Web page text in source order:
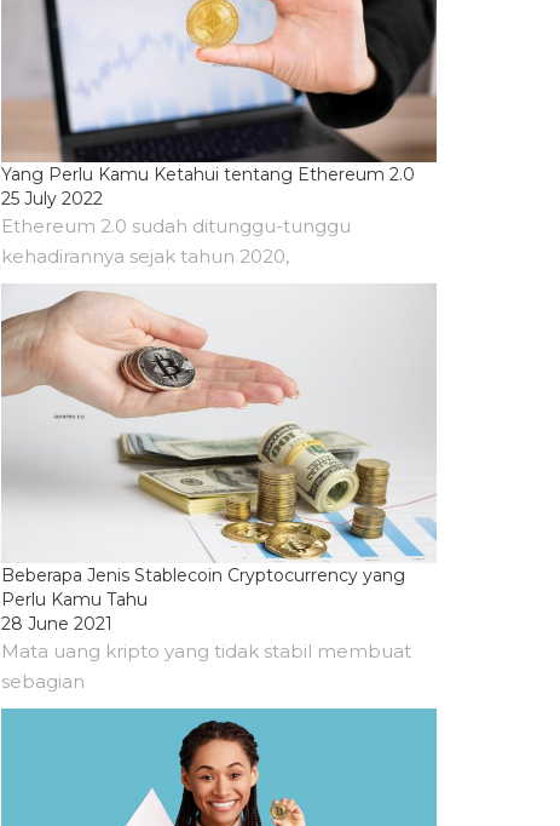
Yang Perlu Kamu Ketahui tentang Ethereum 2.0
25 July 2022
Ethereum 2.0 sudah ditunggu-tunggu
kehadirannya sejak tahun 2020,
Beberapa Jenis Stablecoin Cryptocurrency yang
Perlu Kamu Tahu
28 June 2021
Mata uang kripto yang tidak stabil membuat
sebagian